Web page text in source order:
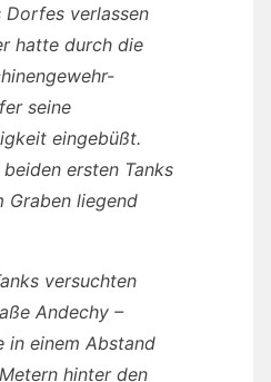
Dorfes verlassen
hatte durch die
seine
eingebüßt.
ersten Tanks
Graben liegend
versuchten
Andechy –
in einem Abstand
hinter den